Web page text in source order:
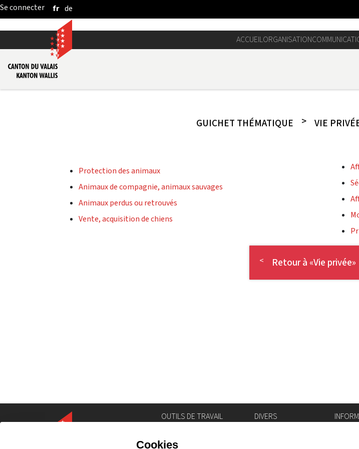
Saut au contenu principal
fr de
ACCUEILORGANISATION
GUICHET THÉMATIQUE VIE
Protection des animaux
Animaux de compagnie, animaux sauvages
Animaux perdus ou retrouvés
Vente, acquisition de chiens
Retour à «Vie privée»
OUTILS DE TRAVAIL
Géoportail
DIVERS